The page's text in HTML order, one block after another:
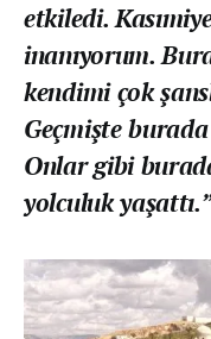
etkiledi.
inanıyorum.
kendimi çok
Geçmişte
Onlar gibi
yolculuk